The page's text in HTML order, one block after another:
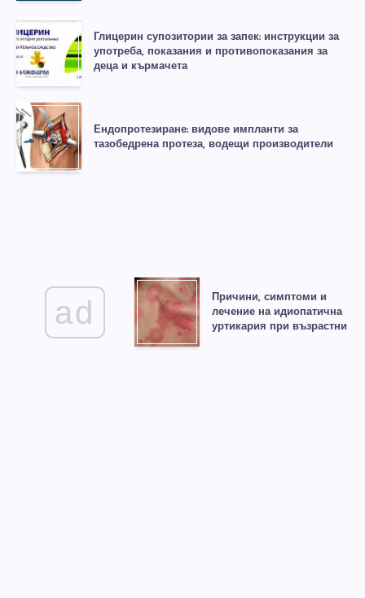
Глицерин супозитории за запек: инструкции за
употреба, показания и противопоказания за
деца и кърмачета
Ендопротезиране: видове импланти за
тазобедрена протеза, водещи производители
ad
Причини, симптоми и
лечение на идиопатична
уртикария при възрастни